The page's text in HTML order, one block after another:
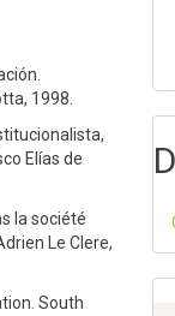
0
1998.
Elías de
la société
Le Clere,
South